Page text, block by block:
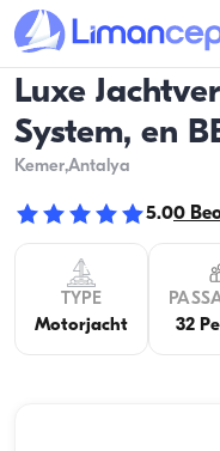
Luxe
System, en
Kemer,Antalya
5.00
TYPE
Motorjacht
32